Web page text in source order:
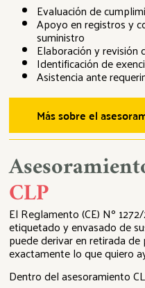
Evaluación de
Apoyo en registros y
suministro
Elaboración y revisión
Identificación de
Asistencia ante
Más sobre el
CLP
El Reglamento (CE) Nº
etiquetado y envasado de
puede derivar en retirada
exactamente lo que quiero
Dentro del asesoramiento